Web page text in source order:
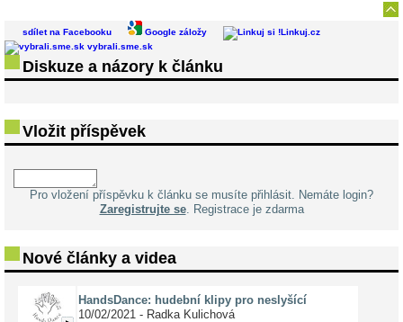
sdílet na Facebooku Google záložy
Linkuj.cz
vybrali.sme.sk
Diskuze a názory k článku
Vložit příspěvek
Pro vložení příspěvku k článku se musíte přihlásit. Nemáte login?
Zaregistrujte se. Registrace je zdarma
Nové články a videa
HandsDance: hudební klipy pro neslyšící
10/02/2021 - Radka Kulichová